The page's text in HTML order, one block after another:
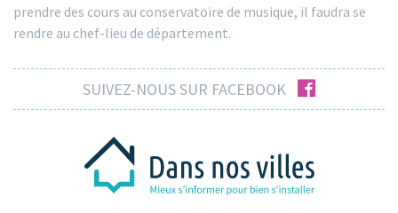
prendre des cours au conservatoire de musique, il faudra se
rendre au chef-lieu de département.
SUIVEZ-NOUS SUR FACEBOOK facebook